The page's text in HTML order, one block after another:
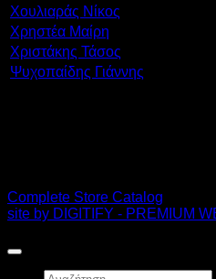
Χουλιαράς Νίκος
Χρηστέα Μαίρη
Χριστάκης Τάσος
Ψυχοπαίδης Γιάννης
Complete Store Catalog
site by DIGITIFY - PREMIUM